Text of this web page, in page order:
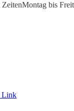
Montag bis
Link